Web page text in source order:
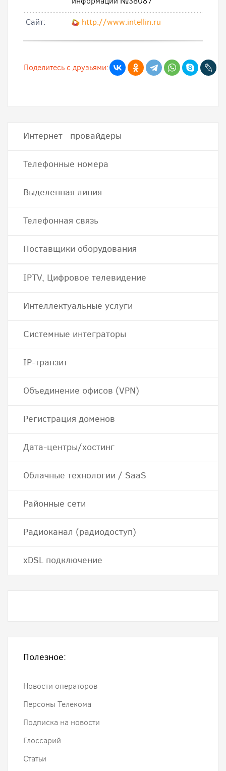
Cайт:
http://www.intellin.ru
Поделитесь с друзьями:
Интернет провайдеры
Телефонные номера
Выделенная линия
Телефонная связь
Поставщики оборудования
IPTV, Цифровое телевидение
Интеллектуальные услуги
Системные интеграторы
IP-транзит
Объединение офисов (VPN)
Регистрация доменов
Дата-центры/хостинг
Облачные технологии / SaaS
Районные сети
Радиоканал (радиодоступ)
хDSL подключение
Полезное:
Новости операторов
Персоны Телекома
Подписка на новости
Глоссарий
Статьи